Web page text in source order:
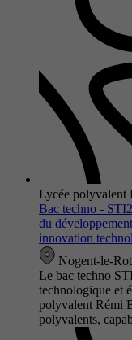
Lycée polyvalent
Bac techno -
du
innovation
Nogent-le-
Le bac techno
technologique et
polyvalent Rémi
polyvalents,